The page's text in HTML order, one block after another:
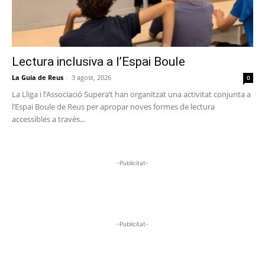
Lectura inclusiva a l’Espai Boule
La Guia de Reus - 3 agost, 2026 0
La Lliga i l’Associació Supera’t han organitzat una activitat conjunta a
l’Espai Boule de Reus per apropar noves formes de lectura
accessibles a través...
-Publicitat-
-Publicitat-